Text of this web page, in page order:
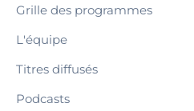
Grille des programmes
L'équipe
Titres diffusés
Podcasts